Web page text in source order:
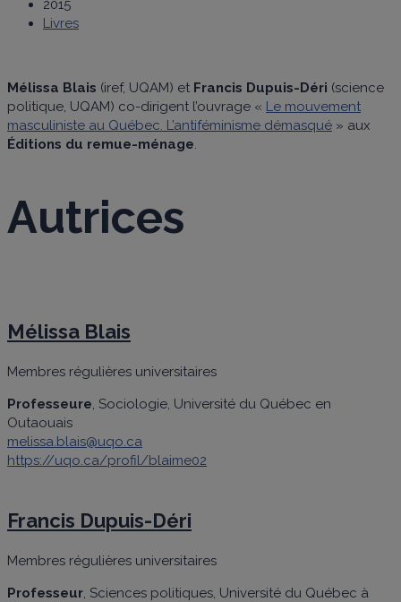
2015
Livres
Mélissa Blais (iref, UQAM) et Francis Dupuis-Déri (science
politique, UQAM) co-dirigent l’ouvrage « Le mouvement
masculiniste au Québec. L’antiféminisme démasqué » aux
Éditions du remue-ménage
Autrices
Mélissa Blais
Membres régulières universitaires
Professeure , Sociologie, Université du Québec en
Outaouais
melissa.blais@uqo.ca
https://uqo.ca/profil/blaime02
Francis Dupuis-Déri
Membres régulières universitaires
Professeur , Sciences politiques, Université du Québec à